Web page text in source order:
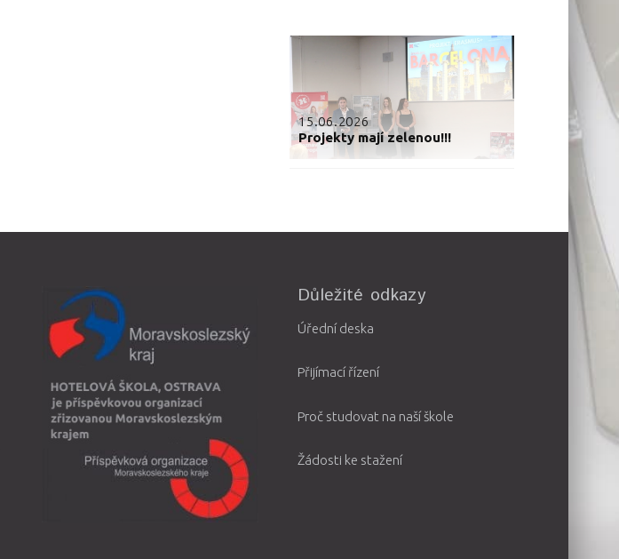
15.06.2026
Projekty mají zelenou!!!
Důležité odkazy
Úřední deska
Přijímací řízení
Proč studovat na naší škole
Žádosti ke stažení